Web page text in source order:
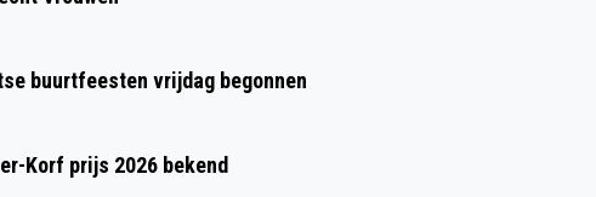
buurtfeesten vrijdag begonnen
Korf prijs 2026 bekend